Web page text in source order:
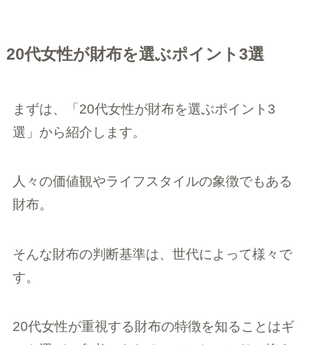
20代女性が財布を選ぶポイント3選
まずは、「20代女性が財布を選ぶポイント3
選」から紹介します。
人々の価値観やライフスタイルの象徴でもある
財布。
そんな財布の判断基準は、世代によって様々で
す。
20代女性が重視する財布の特徴を知ることはギ